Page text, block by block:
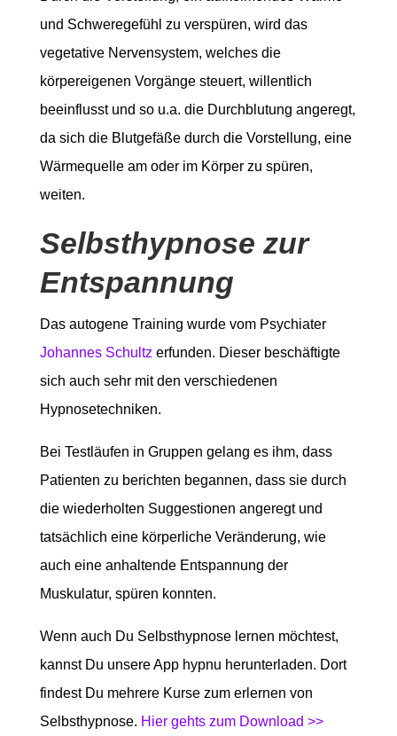
und Schweregefühl zu verspüren, wird das
vegetative Nervensystem, welches die
körpereigenen Vorgänge steuert, willentlich
beeinflusst und so u.a. die Durchblutung angeregt,
da sich die Blutgefäße durch die Vorstellung, eine
Wärmequelle am oder im Körper zu spüren,
weiten.
Selbsthypnose zur
Entspannung
Das autogene Training wurde vom Psychiater
Johannes Schultz erfunden. Dieser beschäftigte
sich auch sehr mit den verschiedenen
Hypnosetechniken.
Bei Testläufen in Gruppen gelang es ihm, dass
Patienten zu berichten begannen, dass sie durch
die wiederholten Suggestionen angeregt und
tatsächlich eine körperliche Veränderung, wie
auch eine anhaltende Entspannung der
Muskulatur, spüren konnten.
Wenn auch Du Selbsthypnose lernen möchtest,
kannst Du unsere App hypnu herunterladen. Dort
findest Du mehrere Kurse zum erlernen von
Selbsthypnose. Hier gehts zum Download >>